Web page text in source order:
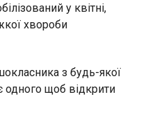
у квітні,
хвороби
з будь-якої
одного щоб відкрити